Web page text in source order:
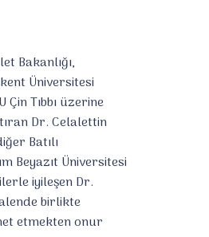
Bakanlığı,
Üniversitesi
Tıbbı üzerine
Dr. Celalettin
Batılı
Beyazıt Üniversitesi
iyileşen Dr.
birlikte
etmekten onur